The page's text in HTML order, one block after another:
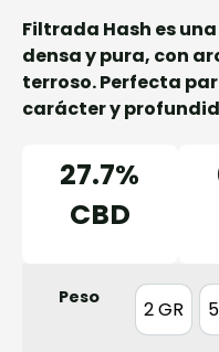
Filtrada Hash es
densa y pura, con
terroso. Perfecta
carácter y
27.7%
CBD
Peso 2 GR
2 GR